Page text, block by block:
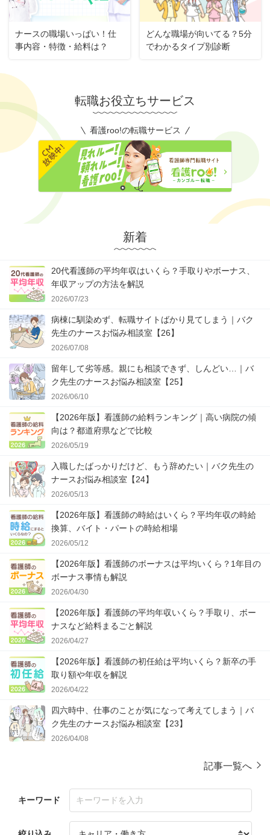
ナースの職場いっぱい！仕
事内容・特徴・給料は？
どんな職場が向いてる？5分
でわかるタイプ別診断
転職お役立ちサービス
看護roo!の転職サービス
新着
20代看護師の平均年収はいくら？手取りやボーナス、
年収アップの方法を解説
2026/07/23
病棟に馴染めず、転職サイトばかり見てしまう｜バク
先生のナースお悩み相談室【26】
2026/07/08
留年して劣等感。親にも相談できず、しんどい…｜バ
ク先生のナースお悩み相談室【25】
2026/06/10
【2026年版】看護師の給料ランキング｜高い病院の傾
向は？都道府県などで比較
2026/05/19
入職したばっかりだけど、もう辞めたい｜バク先生の
ナースお悩み相談室【24】
2026/05/13
【2026年版】看護師の時給はいくら？平均年収の時給
換算、バイト・パートの時給相場
2026/05/12
【2026年版】看護師のボーナスは平均いくら？1年目の
ボーナス事情も解説
2026/04/30
【2026年版】看護師の平均年収いくら？手取り、ボー
ナスなど給料まるごと解説
2026/04/27
【2026年版】看護師の初任給は平均いくら？新卒の手
取り額や年収を解説
2026/04/22
四六時中、仕事のことが気になって考えてしまう｜バ
ク先生のナースお悩み相談室【23】
2026/04/08
記事一覧へ
キーワード